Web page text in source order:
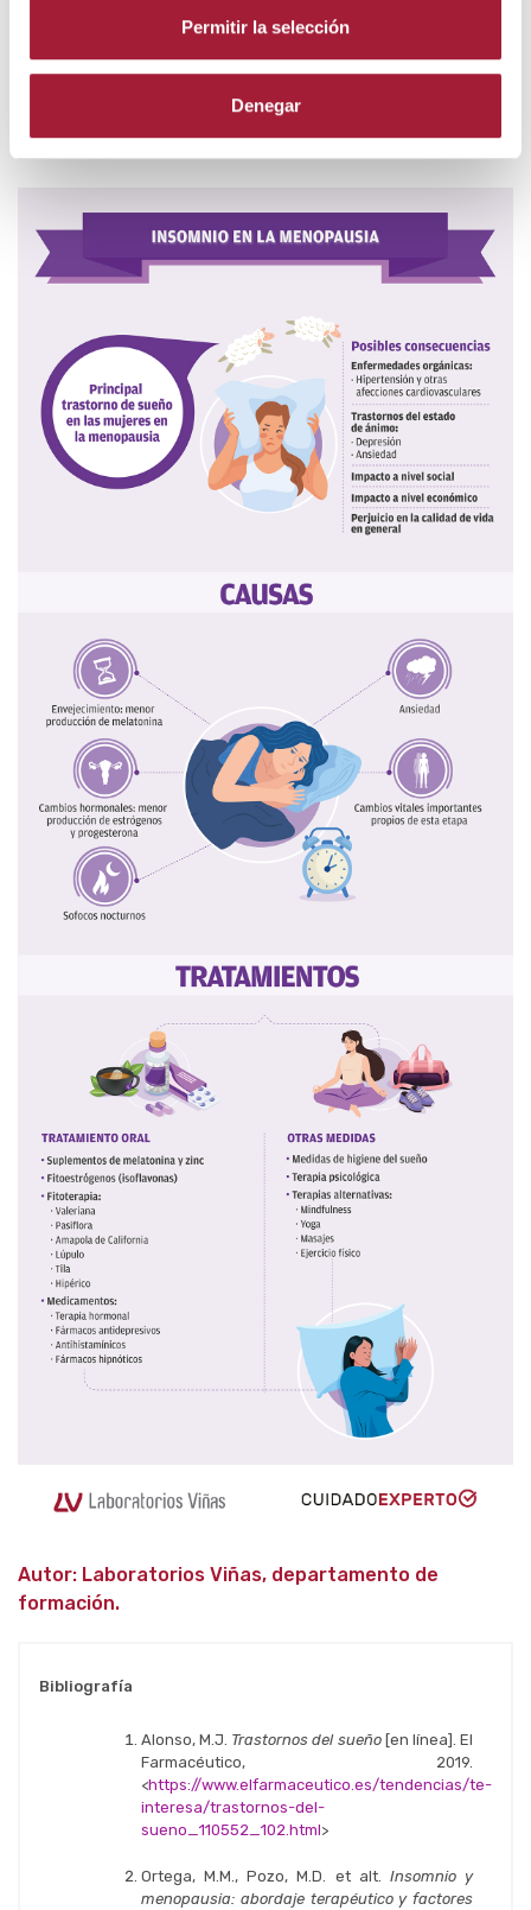
Permitir la selección
Denegar
Lo que nunca hay que hacer es automedicarse, ya que
contraindicados en ciertas personas o agravar el
Autor: Laboratorios Viñas, departamento de
formación.
Bibliografía
Alonso, M.J. Trastornos del sueño [en línea]. El
Farmacéutico, 2019.
<https://www.elfarmaceutico.es/tendencias/te-
interesa/trastornos-del-
sueno_110552_102.html>
Ortega, M.M., Pozo, M.D. et alt. Insomnio y
menopausia: abordaje terapéutico y factores